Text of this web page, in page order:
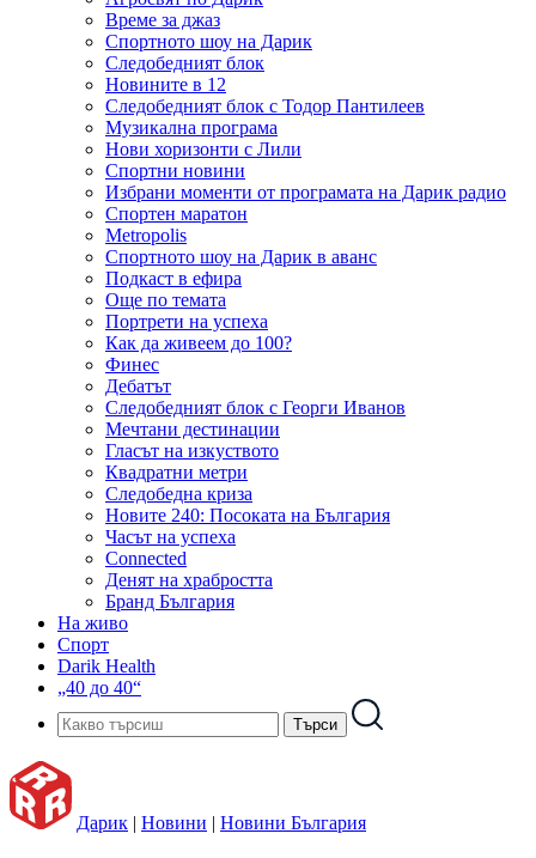
Време за джаз
Спортното шоу на Дарик
Следобедният блок
Новините в 12
Следобедният блок с Тодор Пантилеев
Музикална програма
Нови хоризонти с Лили
Спортни новини
Избрани моменти от програмата на Дарик радио
Спортен маратон
Metropolis
Спортното шоу на Дарик в аванс
Подкаст в ефира
Още по темата
Портрети на успеха
Как да живеем до 100?
Финес
Дебатът
Следобедният блок с Георги Иванов
Мечтани дестинации
Гласът на изкуството
Квадратни метри
Следобедна криза
Новите 240: Посоката на България
Часът на успеха
Connected
Денят на храбростта
Бранд България
На живо
Спорт
Darik Health
„40 до 40“
Дарик | Новини | Новини България